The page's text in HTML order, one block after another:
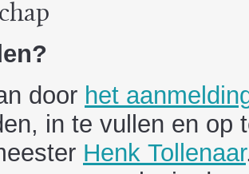
door het
in te vullen en op
Henk Tollenaar